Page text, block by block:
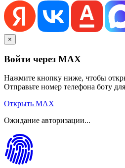
×
Войти через MAX
Нажмите кнопку ниже, чтобы
Отправьте номер телефона боту
Открыть MAX
Ожидание авторизации...